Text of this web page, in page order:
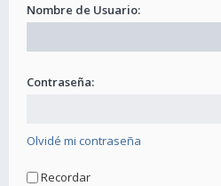
Nombre de Usuario:
Contraseña:
Olvidé mi contraseña
Recordar